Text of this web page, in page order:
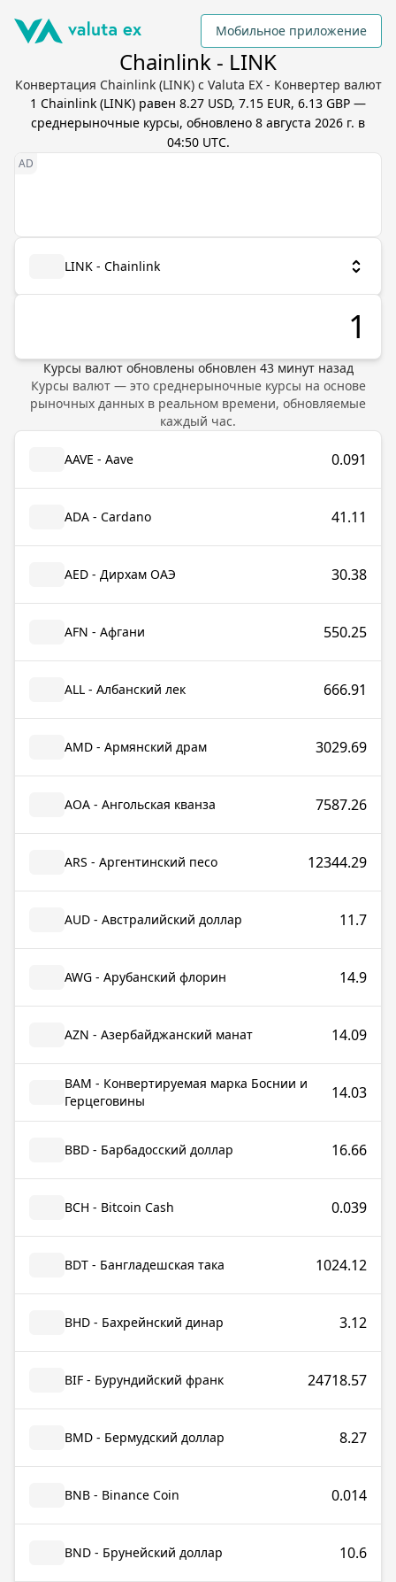
Мобильное приложение
Chainlink - LINK
Конвертация Chainlink (LINK) с Valuta EX - Конвертер валют
1 Chainlink (LINK) равен 8.27 USD, 7.15 EUR, 6.13 GBP —
среднерыночные курсы, обновлено 8 августа 2026 г. в
04:50 UTC.
LINK - Chainlink
Курсы валют обновлены обновлен 43минут назад
Курсы валют — это среднерыночные курсы на основе
рыночных данных в реальном времени, обновляемые
каждый час.
AAVE - Aave 0.091
ADA - Cardano 41.11
AED - Дирхам ОАЭ 30.38
AFN - Афгани 550.25
ALL - Албанский лек 666.91
AMD - Армянский драм 3029.69
AOA - Ангольская кванза 7587.26
ARS - Аргентинский песо 12344.29
AUD - Австралийский доллар 11.7
AWG - Арубанский флорин 14.9
AZN - Азербайджанский манат 14.09
BAM - Конвертируемая марка Боснии и
Герцеговины
14.03
BBD - Барбадосский доллар 16.66
BCH - Bitcoin Cash 0.039
BDT - Бангладешская така 1024.12
BHD - Бахрейнский динар 3.12
BIF - Бурундийский франк 24718.57
BMD - Бермудский доллар 8.27
BNB - Binance Coin 0.014
BND - Брунейский доллар 10.6